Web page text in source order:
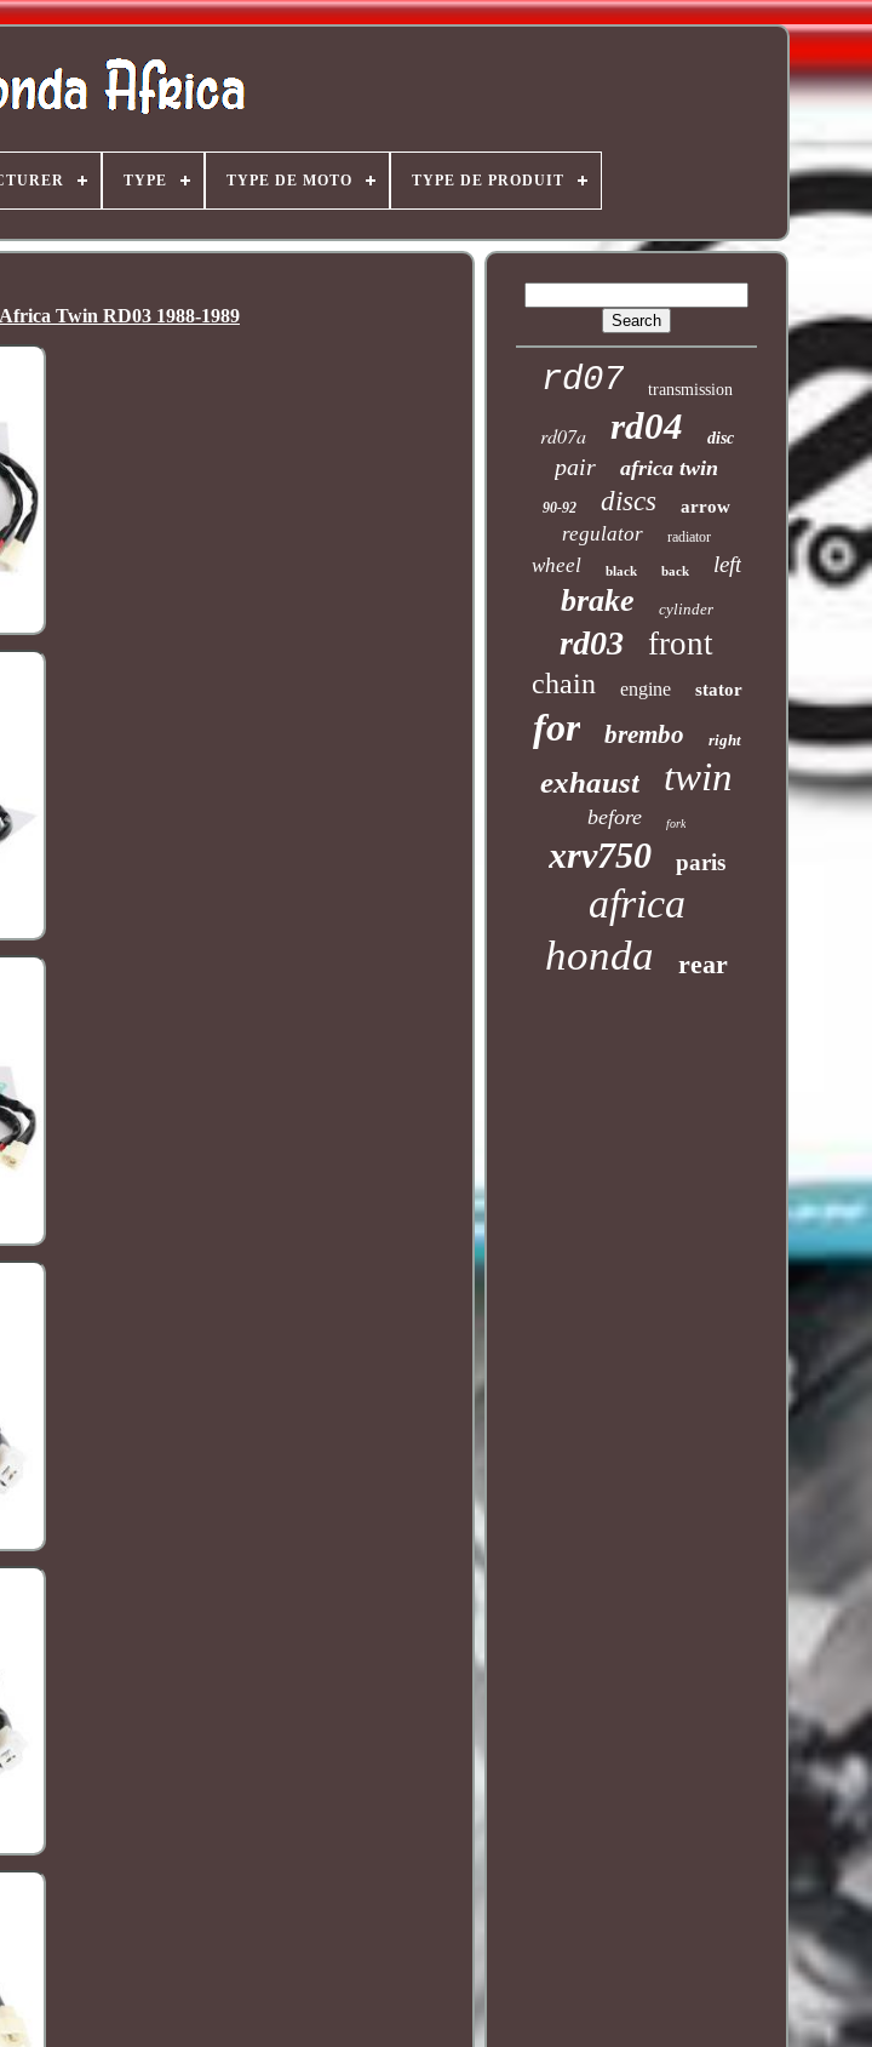
TYPE TYPE DE MOTO TYPE DE PRODUIT
Twin RD03 1988-1989
rd07 transmission
rd07a rd04 disc
pair africa twin
90-92 discs arrow
regulator radiator
wheel black back left
brake cylinder
rd03 front
chain engine stator
for brembo right
exhaust twin
before fork
xrv750 paris
africa
honda rear